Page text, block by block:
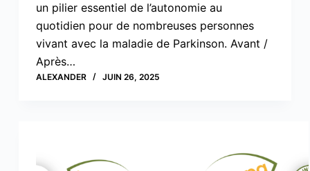
un pilier essentiel de l’autonomie au
quotidien pour de nombreuses personnes
vivant avec la maladie de Parkinson. Avant /
Après…
ALEXANDER JUIN 26, 2025